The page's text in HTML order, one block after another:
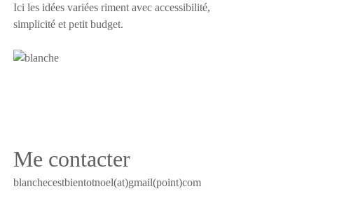
Ici les idées variées riment avec accessibilité,
simplicité et petit budget.
Me contacter
blanchecestbientotnoel(at)gmail(point)com